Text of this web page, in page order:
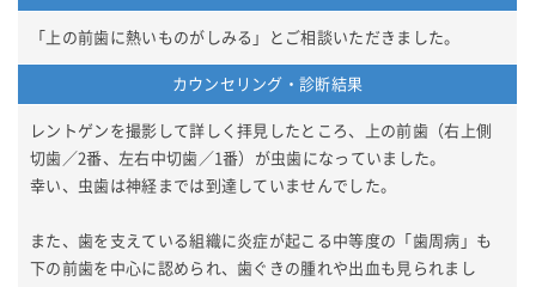
「上の前歯に熱いものがしみる」とご相談いただきました。
カウンセリング・診断結果
レントゲンを撮影して詳しく拝見したところ、上の前歯（右上側
切歯／2番、左右中切歯／1番）が虫歯になっていました。
幸い、虫歯は神経までは到達していませんでした。
また、歯を支えている組織に炎症が起こる中等度の「歯周病」も
下の前歯を中心に認められ、歯ぐきの腫れや出血も見られまし